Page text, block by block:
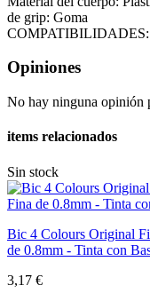
de grip: Goma
COMPATIBILIDADES:
Opiniones
No hay ninguna opinión
items relacionados
Sin stock
Bic 4 Colours Original
de 0.8mm - Tinta con
3,17 €